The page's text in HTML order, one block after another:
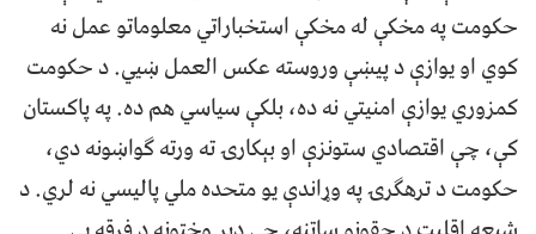
حکومت په مخکې له مخکې استخباراتي معلوماتو عمل نه
کوي او یوازې د پیښې وروسته عکس العمل ښيي. د حکومت
کمزوري یوازې امنیتي نه ده، بلکې سیاسي هم ده. په پاکستان
کې، چې اقتصادي ستونزې او بېکارۍ ته ورته ګواښونه دي،
حکومت د ترهګرۍ په وړاندې یو متحده ملي پالیسي نه لري. د